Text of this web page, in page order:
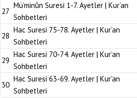
27
Mü’minûn Suresi 1-7. Ayetler | Kur’an
Sohbetleri
28
Hac Suresi 75-78. Ayetler | Kur’an
Sohbetleri
29
Hac Suresi 70-74. Ayetler | Kur’an
Sohbetleri
30
Hac Suresi 63-69. Ayetler | Kur’an
Sohbetleri